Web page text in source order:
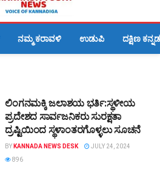
ನಮ್ಮ ಕರಾವಳಿ ಉಡುಪಿ ದಕ್ಷಿಣ ಕನ್ನಡ
ಲಿಂಗನಮಕ್ಕಿ ಜಲಾಶಯ ಭರ್ತಿ:ಸ್ಥಳೀಯ
ಪ್ರದೇಶದ ಸಾರ್ವಜನಿಕರು ಸುರಕ್ಷತಾ
ದ್ರಷ್ಟಿಯಿಂದ ಸ್ಥಳಾಂತರಗೊಳ್ಳಲು ಸೂಚನೆ
BY KANNADA NEWS DESK
JULY 24, 2024
896